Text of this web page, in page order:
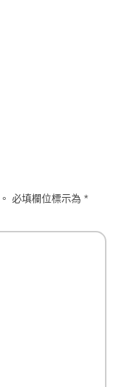
必填欄位標示為*